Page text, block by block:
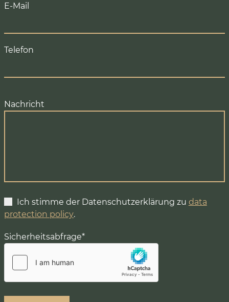
E-Mail
Telefon
Nachricht
Ich stimme der Datenschutzerklärung zu data
protection policy.
Sicherheitsabfrage*